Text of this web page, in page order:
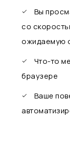
Вы
со
ожидаемую
Что-то
браузере
Ваше